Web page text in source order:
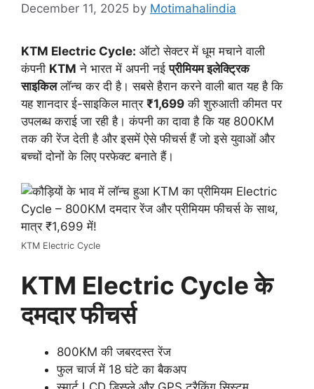
December 11, 2025 by Motimahalindia
KTM Electric Cycle: ऑटो सेक्टर में धूम मचाने वाली
कंपनी KTM ने भारत में अपनी नईप्रीमियम इलेक्ट्रिक
साइकिललॉन्च कर दी है। सबसे हैरान करने वाली बात यह है कि
यह शानदार ई-साइकिल मात्र ₹1,699 की शुरुआती कीमत पर
उपलब्ध कराई जा रही है। कंपनी का दावा है कि यह 800KM
तक की रेंज देती है और इसमें ऐसे फीचर्स हैं जो इसे युवाओं और
बच्चों दोनों के लिए परफेक्ट बनाते हैं।
KTM Electric Cycle
KTM Electric Cycle के
दमदार फीचर्स
800KM की जबरदस्त रेंज
फुल चार्ज में 18 घंटे का बैकअप